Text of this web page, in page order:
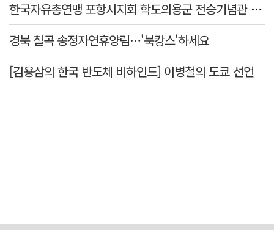
한국자유총연맹 포항시지회 학도의용군 전승기념관 방문
경북 칠곡 송정자연휴양림…'북캉스'하세요
[김용삼의 한국 반도체 비하인드] 이병철의 도쿄 선언